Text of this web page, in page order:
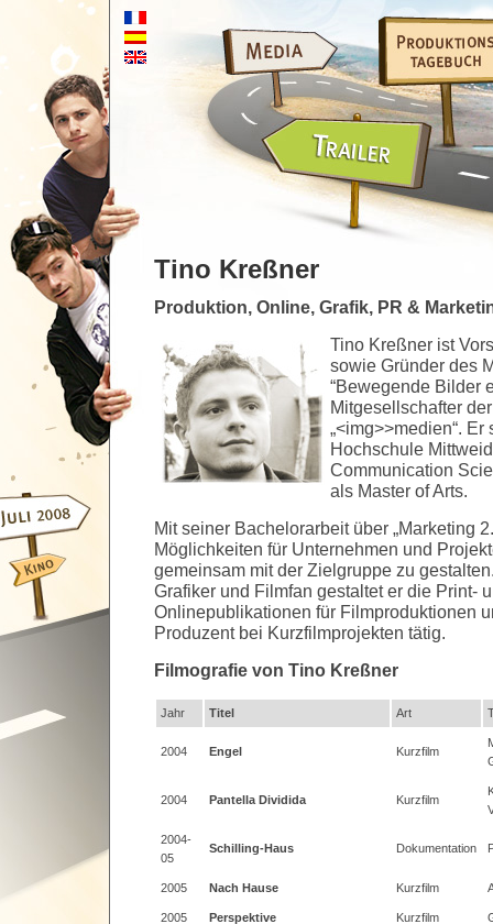
Tino Kreßner
Produktion, Online, Grafik, PR &
Tino Kreßner ist
sowie Gründer des
“Bewegende Bilder
Mitgesellschafter
„<img>>medien“. Er
Hochschule
Communication
als Master of Arts.
Mit seiner Bachelorarbeit über „Marketing
Möglichkeiten für Unternehmen und
gemeinsam mit der Zielgruppe zu
Grafiker und Filmfan gestaltet er die Print-
Onlinepublikationen für Filmproduktionen
Produzent bei Kurzfilmprojekten tätig.
Filmografie von Tino Kreßner
Jahr Titel Art
2004 Engel Kurzfilm
2004 Pantella Dividida Kurzfilm
2004-
05
Schilling-Haus Dokumentation
2005 Nach Hause Kurzfilm
2005 Perspektive Kurzfilm